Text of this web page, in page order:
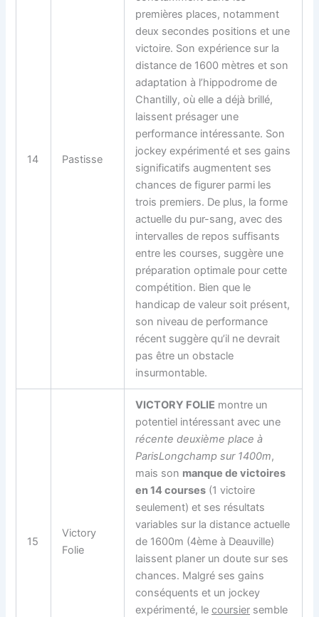
14 Pastisse
premières places, notamment
deux secondes positions et une
victoire. Son expérience sur la
distance de 1600 mètres et son
adaptation à l’hippodrome de
Chantilly, où elle a déjà brillé,
laissent présager une
performance intéressante. Son
jockey expérimenté et ses gains
significatifs augmentent ses
chances de figurer parmi les
trois premiers. De plus, la forme
actuelle du pur-sang, avec des
intervalles de repos suffisants
entre les courses, suggère une
préparation optimale pour cette
compétition. Bien que le
handicap de valeur soit présent,
son niveau de performance
récent suggère qu’il ne devrait
pas être un obstacle
insurmontable.
15
Victory
Folie
VICTORY FOLIE montre un
potentiel intéressant avec une
récente deuxième place à
ParisLongchamp sur 1400m,
mais son manque de victoires
en 14 courses (1 victoire
seulement) et ses résultats
variables sur la distance actuelle
de 1600m (4ème à Deauville)
laissent planer un doute sur ses
chances. Malgré ses gains
conséquents et un jockey
expérimenté, lecoursier semble